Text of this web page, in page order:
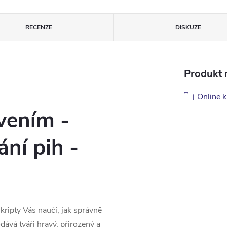
RECENZE DISKUZE
-
pih -
Vás naučí, jak správně
tváři hravý, přirozený a
Produkt
Online